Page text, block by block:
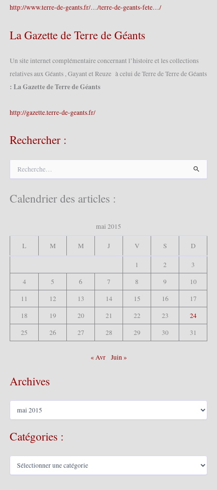
http://www.terre-de-geants.fr/…/terre-de-geants-fete…/
La Gazette de Terre de Géants
Un site internet complémentaire concernant l’histoire et les collections
relatives aux Géants , Gayant et Reuze à celui de Terre de Terre de Géants
: La Gazette de Terre de Géants
http://gazette.terre-de-geants.fr/
Rechercher :
e
Calendrier des articles :
mai 2015
L M M J V S D
1 2
3
4
5 6 7 8 9
10
11
12 13 14 15 16
17
18
19 20 21 22 23
24
25
26 27 28 29 30 31
« Avr Juin »
Archives
A
h
s
Catégories :
C